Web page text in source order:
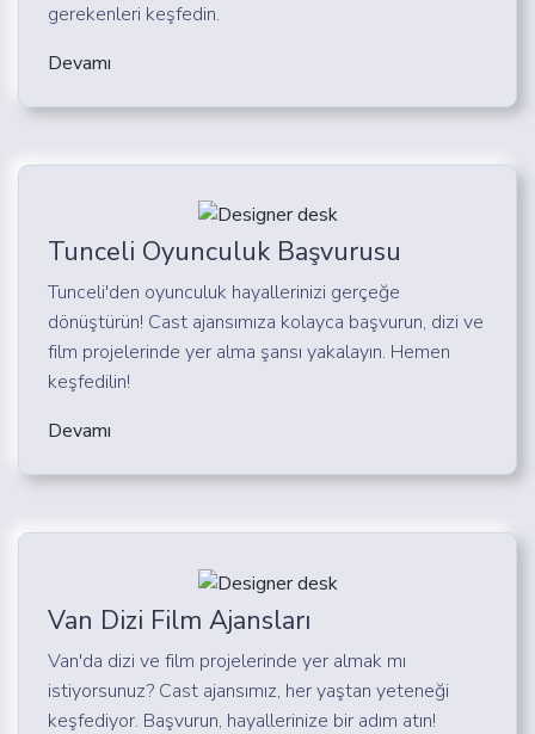
gerekenleri keşfedin.
Devamı
Tunceli Oyunculuk Başvurusu
Tunceli'den oyunculuk hayallerinizi gerçeğe
dönüştürün! Cast ajansımıza kolayca başvurun, dizi ve
film projelerinde yer alma şansı yakalayın. Hemen
keşfedilin!
Devamı
Van Dizi Film Ajansları
Van'da dizi ve film projelerinde yer almak mı
istiyorsunuz? Cast ajansımız, her yaştan yeteneği
keşfediyor. Başvurun, hayallerinize bir adım atın!